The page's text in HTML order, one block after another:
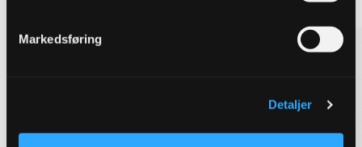
Markedsføring
Detaljer